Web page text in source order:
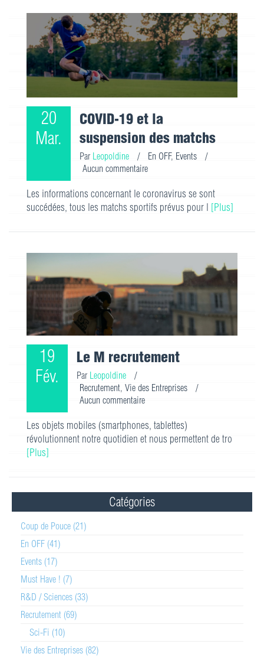
20
Mar.
COVID-19 et la
suspension des matchs
Par Leopoldine / En OFF, Events
/
Aucun commentaire
Les informations concernant le coronavirus se sont
succédées, tous les matchs sportifs prévus pour l [Plus]
19
Fév.
Le M recrutement
Par Leopoldine
/
Recrutement, Vie des Entreprises
/
Aucun commentaire
Les objets mobiles (smartphones, tablettes)
révolutionnent notre quotidien et nous permettent de tro
[Plus]
Catégories
Coup de Pouce (21)
En OFF (41)
Events (17)
Must Have ! (7)
R&D / Sciences (33)
Recrutement (69)
Sci-Fi (10)
Vie des Entreprises (82)